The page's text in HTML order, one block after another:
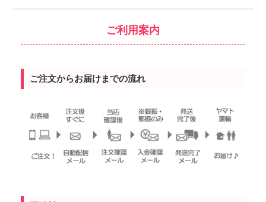
ご利用案内
ご注文からお届けまでの流れ